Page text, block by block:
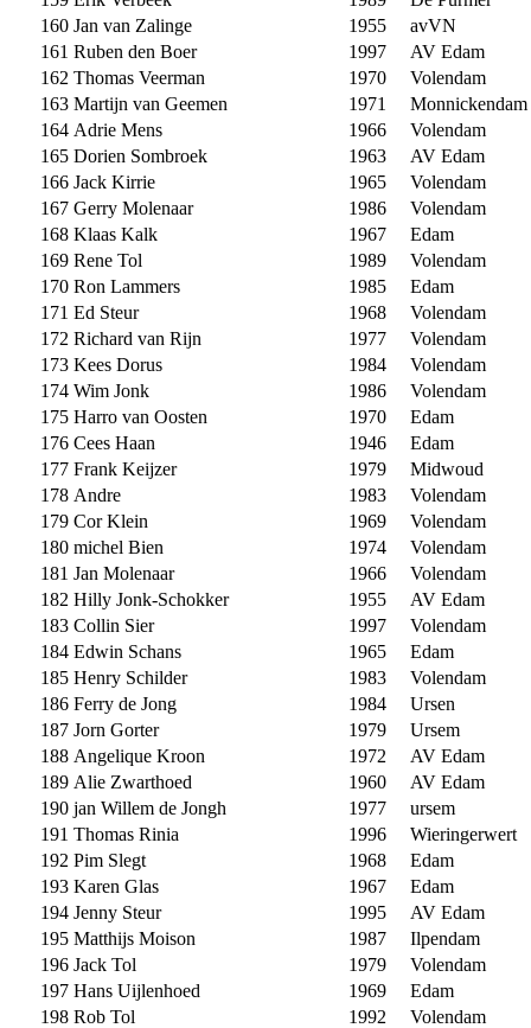
160 Jan van Zalinge 1955
avVN
161 Ruben den Boer 1997
AV Edam
162 Thomas Veerman 1970
Volendam
163 Martijn van Geemen 1971
Monnickendam
164 Adrie Mens 1966
Volendam
165 Dorien Sombroek 1963
AV Edam
166 Jack Kirrie 1965
Volendam
167 Gerry Molenaar 1986
Volendam
168 Klaas Kalk 1967
Edam
169 Rene Tol 1989
Volendam
170 Ron Lammers 1985
Edam
171 Ed Steur 1968
Volendam
172 Richard van Rijn 1977
Volendam
173 Kees Dorus 1984
Volendam
174 Wim Jonk 1986
Volendam
175 Harro van Oosten 1970
Edam
176 Cees Haan 1946
Edam
177 Frank Keijzer 1979
Midwoud
178 Andre 1983
Volendam
179 Cor Klein 1969
Volendam
180 michel Bien 1974
Volendam
181 Jan Molenaar 1966
Volendam
182 Hilly Jonk-Schokker 1955
AV Edam
183 Collin Sier 1997
Volendam
184 Edwin Schans 1965
Edam
185 Henry Schilder 1983
Volendam
186 Ferry de Jong 1984
Ursen
187 Jorn Gorter 1979
Ursem
188 Angelique Kroon 1972
AV Edam
189 Alie Zwarthoed 1960
AV Edam
190 jan Willem de Jongh 1977
ursem
191 Thomas Rinia 1996
Wieringerwert
192 Pim Slegt 1968
Edam
193 Karen Glas 1967
Edam
194 Jenny Steur 1995
AV Edam
195 Matthijs Moison 1987
Ilpendam
196 Jack Tol 1979
Volendam
197 Hans Uijlenhoed 1969
Edam
198 Rob Tol 1992
Volendam